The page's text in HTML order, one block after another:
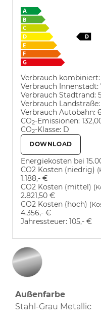
Verbrauch kombiniert:
Verbrauch Innenstadt:
Verbrauch Stadtrand:
Verbrauch Landstraße:
Verbrauch Autobahn:
CO2-Emissionen:
CO2-Klasse: D
DOWNLOAD
Energiekosten bei
CO2 Kosten (niedrig)
1.188,- €
CO2 Kosten (mittel)
2.821,50 €
CO2 Kosten (hoch)
4.356,- €
Jahressteuer: 105,- €
Außenfarbe
Stahl-Grau Metallic